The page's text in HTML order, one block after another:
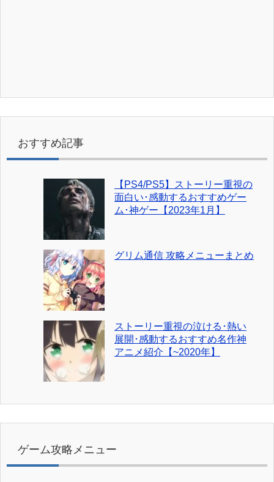
おすすめ記事
【PS4/PS5】ストーリー重視の
面白い･感動するおすすめゲー
ム･神ゲー【2023年1月】
グリム通信 攻略メニューまとめ
ストーリー重視の泣ける･熱い
展開･感動するおすすめ名作神
アニメ紹介【~2020年】
ゲーム攻略メニュー